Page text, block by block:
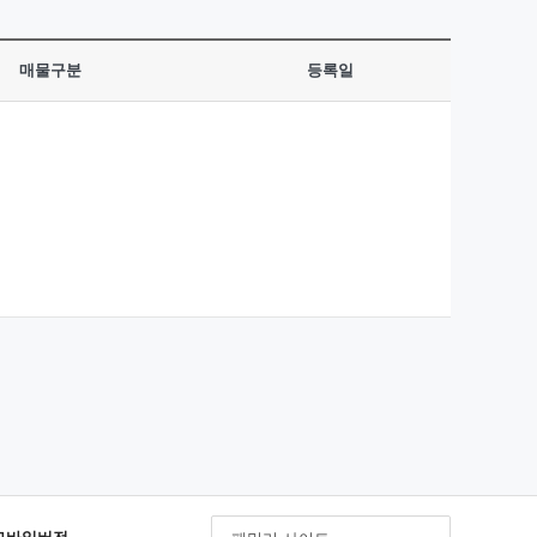
매물구분 등록일